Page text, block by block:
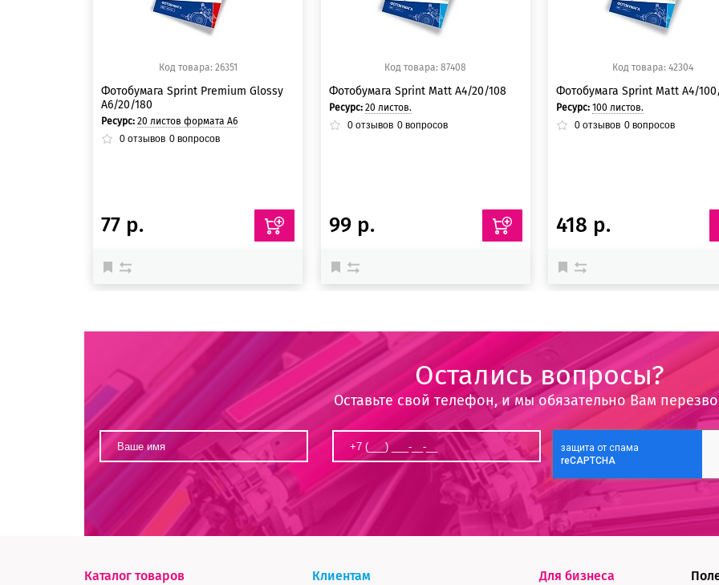
Код товара: 26351
Фотобумага Sprint Premium Glossy
A6/20/180
Ресурс:20 листов формата А6
0 отзывов 0 вопросов
77 р.
Код товара: 87408
Фотобумага Sprint Matt A4/20/108
Ресурс: 20 листов.
0отзывов 0вопросов
99 р.
Код товара: 42304
Фотобумага Sprint Matt A4/
Ресурс:100 листов.
0 отзывов 0 вопросов
418 р.
Остались вопросы?
Оставьте свой телефон, и мы обязательно Вам
Каталог товаров
Клиентам
Для бизнеса